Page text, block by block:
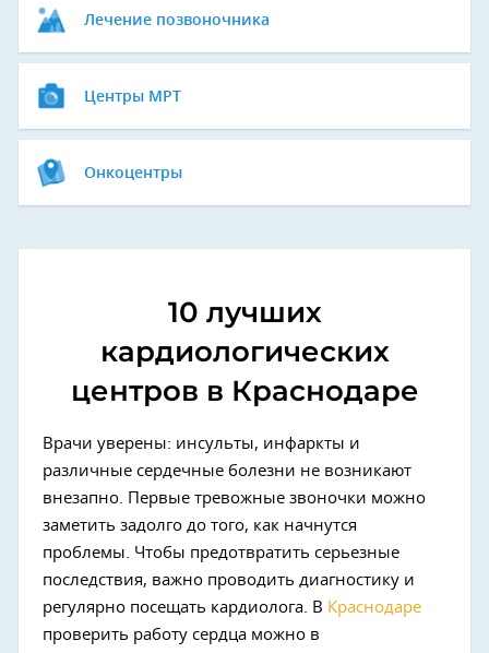
Лечение позвоночника
Центры МРТ
Онкоцентры
10 лучших
кардиологических
центров в Краснодаре
Врачи уверены: инсульты, инфаркты и
различные сердечные болезни не возникают
внезапно. Первые тревожные звоночки можно
заметить задолго до того, как начнутся
проблемы. Чтобы предотвратить серьезные
последствия, важно проводить диагностику и
регулярно посещать кардиолога. В Краснодаре
проверить работу сердца можно в